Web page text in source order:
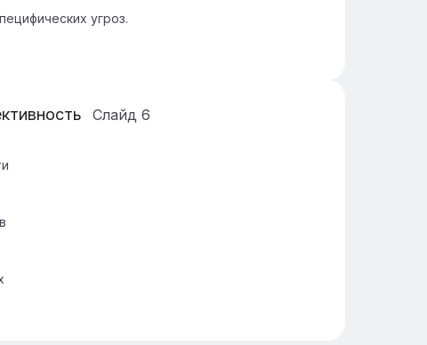
угроз.
Слайд 6